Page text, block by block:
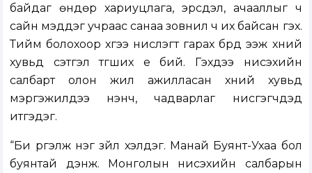
байдаг өндөр хариуцлага, эрсдэл, ачааллыг ч
сайн мэддэг учраас санаа зовнил ч их байсан гэх.
Тийм болохоор хүүгээ нислэгт гарах бүрд ээж хүний
хувьд сэтгэл түгших үе бий. Гэхдээ нисэхийн
салбарт олон жил ажилласан хүний хувьд
мэргэжилдээ үнэнч, чадварлаг нисгэгчдэд
итгэдэг.
“Би үргэлж нэг зүйл хэлдэг. Манай Буянт-Ухаа бол
буянтай дэнж. Монголын нисэхийн салбарын